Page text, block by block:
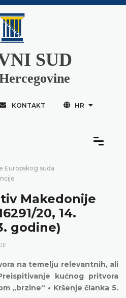
SUD
KONTAKT HR
Europskog suda
Makedonije
20, 14.
godine)
na temelju relevantnih, ali
kućnog pritvora
„brzine“ • Kršenje članka 5.